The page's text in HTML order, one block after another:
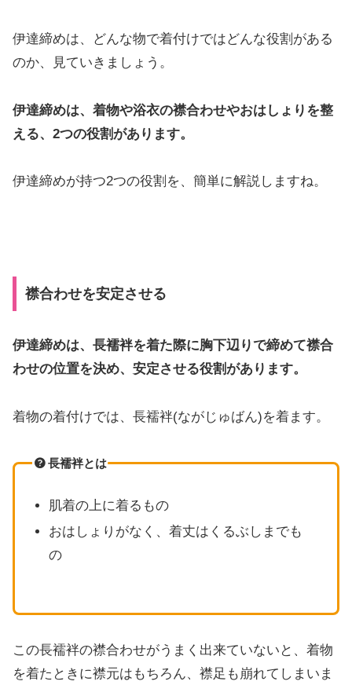
伊達締めは、どんな物で着付けではどんな役割がある
のか、見ていきましょう。
伊達締めは、着物や浴衣の襟合わせやおはしょりを整
える、2つの役割があります。
伊達締めが持つ2つの役割を、簡単に解説しますね。
襟合わせを安定させる
伊達締めは、長襦袢を着た際に胸下辺りで締めて襟合
わせの位置を決め、安定させる役割があります。
着物の着付けでは、長襦袢(ながじゅばん)を着ます。
長襦袢とは
肌着の上に着るもの
おはしょりがなく、着丈はくるぶしまでも
の
この長襦袢の襟合わせがうまく出来ていないと、着物
を着たときに襟元はもちろん、襟足も崩れてしまいま